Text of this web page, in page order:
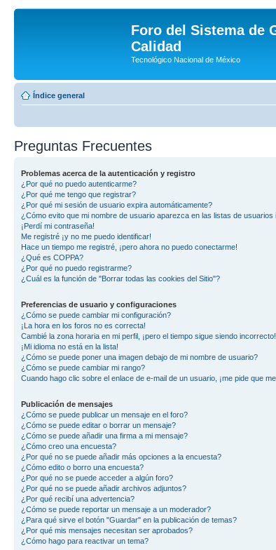
Foro del Sistema de
Calidad
Tecnológico Nacional de México
Índice general
Preguntas Frecuentes
Problemas acerca de la autenticación y registro
¿Por qué no puedo autenticarme?
¿Por qué me tengo que registrar?
¿Por qué mi sesión de usuario expira automáticamente?
¿Cómo evito que mi nombre de usuario aparezca en las listas de usuarios
¡Perdí mi contraseña!
Me registré ¡y no me puedo identificar!
Hace un tiempo me registré, ¡pero ahora no puedo conectarme!
¿Qué es COPPA?
¿Por qué no puedo registrarme?
¿Cuál es la función de "Borrar todas las cookies del Sitio"?
Preferencias de usuario y configuraciones
¿Cómo se puede cambiar mi configuración?
¡La hora en los foros no es correcta!
Cambié la zona horaria en mi perfil, ¡pero el tiempo sigue siendo incorrecto!
¡Mi idioma no está en la lista!
¿Cómo se puede poner una imagen debajo de mi nombre de usuario?
¿Cómo se puede cambiar mi rango?
Cuando hago clic sobre el enlace de e-mail de un usuario, ¡me pide que
Publicación de mensajes
¿Cómo se puede publicar un mensaje en el foro?
¿Cómo se puede editar o borrar un mensaje?
¿Cómo se puede añadir una firma a mi mensaje?
¿Cómo creo una encuesta?
¿Por qué no se puede añadir más opciones a la encuesta?
¿Cómo edito o borro una encuesta?
¿Por qué no se puede acceder a algún foro?
¿Por qué no se puede añadir archivos adjuntos?
¿Por qué recibí una advertencia?
¿Cómo se puede reportar un mensaje a un moderador?
¿Para qué sirve el botón "Guardar" en la publicación de temas?
¿Por qué mis mensajes necesitan ser aprobados?
¿Cómo hago para reactivar un tema?